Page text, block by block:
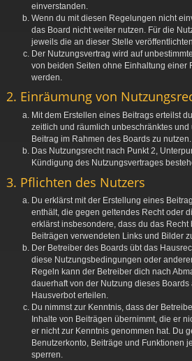
einverstanden.
Wenn du mit diesen Regelungen nicht
das Board nicht weiter nutzen. Für die
jeweils die an dieser Stelle
Der Nutzungsvertrag wird auf
von beiden Seiten ohne Einhaltung einer
werden.
2. Einräumung von
Mit dem Erstellen eines Beitrags erteilst
zeitlich und räumlich unbeschränktes
Beitrag im Rahmen des Boards zu nutzen.
Das Nutzungsrecht nach Punkt 2,
Kündigung des Nutzungsvertrages
3. Pflichten des Nutzers
Du erklärst mit der Erstellung eines
enthält, die gegen geltendes Recht oder
erklärst insbesondere, dass du das Recht
Beiträgen verwendeten Links und Bilder
Der Betreiber des Boards übt das
diese Nutzungsbedingungen oder
Regeln kann der Betreiber dich nach
dauerhaft von der Nutzung dieses
Hausverbot erteilen.
Du nimmst zur Kenntnis, dass der
Inhalte von Beiträgen übernimmt, die er
er nicht zur Kenntnis genommen hat. Du
Benutzerkonto, Beiträge und Funktionen
sperren.